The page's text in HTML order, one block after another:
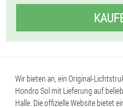
Wir bieten an, ein Original-
Hondro Sol mit Lieferung auf
Halle. Die offizielle Website bietet